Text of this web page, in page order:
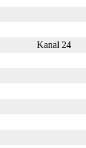
Kanal 24